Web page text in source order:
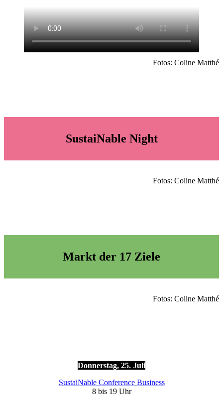
Fo­tos: Co­line Mat­thé
SustaiNable Night
Fo­tos: Co­line Mat­thé
Markt der 17 Ziele
Fo­tos: Co­line Mat­thé
Don­ners­tag, 25. Juli
Sus­taiNable Con­fe­rence Busi­ness
8 bis 19 Uhr